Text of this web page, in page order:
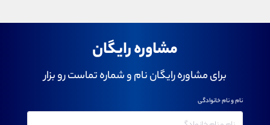
مشاوره رایگان
برای مشاوره رایگان نام و شماره تماست رو بزار
نام و نام خانوادگی